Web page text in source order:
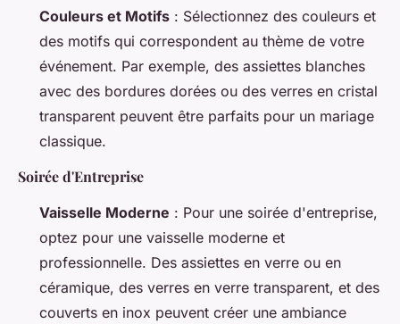
Couleurs et Motifs : Sélectionnez des couleurs et
des motifs qui correspondent au thème de votre
événement. Par exemple, des assiettes blanches
avec des bordures dorées ou des verres en cristal
transparent peuvent être parfaits pour un mariage
classique.
Soirée d'Entreprise
Vaisselle Moderne : Pour une soirée d'entreprise,
optez pour une vaisselle moderne et
professionnelle. Des assiettes en verre ou en
céramique, des verres en verre transparent, et des
couverts en inox peuvent créer une ambiance